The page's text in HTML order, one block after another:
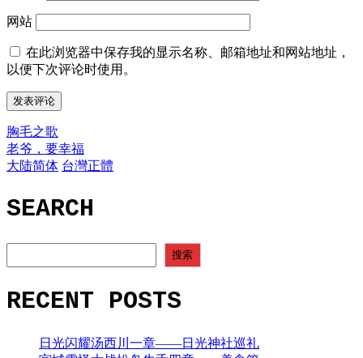
网站
在此浏览器中保存我的显示名称、邮箱地址和网站地址，
以便下次评论时使用。
文
章
航
胸毛之歌
老爷，要幸福
大陆简体 台灣正體
SEARCH
搜索
RECENT POSTS
日光闪耀汤西川一章——日光神社巡礼